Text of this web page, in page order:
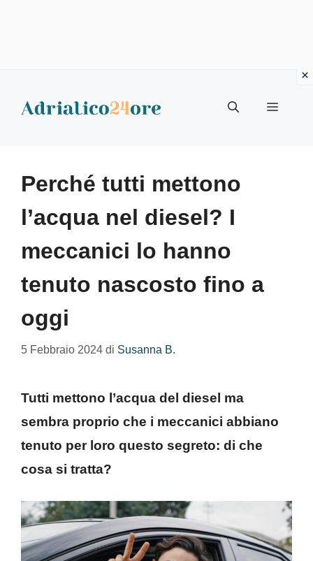
Menu
Perché tutti mettono
l’acqua nel diesel? I
meccanici lo hanno
tenuto nascosto fino a
oggi
5 Febbraio 2024 di Susanna B.
Tutti mettono l’acqua del diesel ma
sembra proprio che i meccanici abbiano
tenuto per loro questo segreto: di che
cosa si tratta?